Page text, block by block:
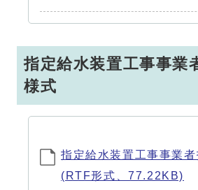
指定給水装置工事事業
様式
指定給水装置工事事業
(RTF形式、77.22KB)